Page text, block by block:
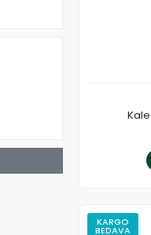
KARGO
BEDAVA